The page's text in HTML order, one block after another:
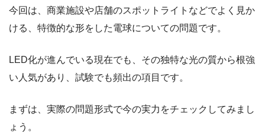
今回は、商業施設や店舗のスポットライトなどでよく見か
ける、特徴的な形をした電球についての問題です。
LED化が進んでいる現在でも、その独特な光の質から根強
い人気があり、試験でも頻出の項目です。
まずは、実際の問題形式で今の実力をチェックしてみまし
ょう。